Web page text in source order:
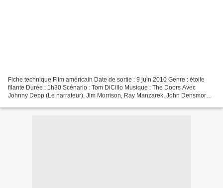
Fiche technique Film américain Date de sortie : 9 juin 2010 Genre : étoile
filante Durée : 1h30 Scénario : Tom DiCillo Musique : The Doors Avec
Johnny Depp (Le narrateur), Jim Morrison, Ray Manzarek, John Densmore,